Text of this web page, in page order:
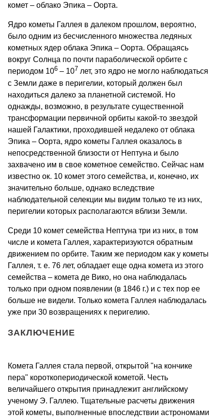
комет – облако Эпика – Оорта.
Ядро кометы Галлея в далеком прошлом, вероятно,
было одним из бесчисленного множества ледяных
кометных ядер облака Эпика – Оорта. Обращаясь
вокруг Солнца по почти параболической орбите с
периодом 106 – 107 лет, это ядро не могло наблюдаться
с Земли даже в перигелии, который должен был
находиться далеко за планетной системой. Но
однажды, возможно, в результате существенной
трансформации первичной орбиты какой-то звездой
нашей Галактики, проходившей недалеко от облака
Эпика – Оорта, ядро кометы Галлея оказалось в
непосредственной близости от Нептуна и было
захвачено им в свое кометное семейство. Сейчас нам
известно ок. 10 комет этого семейства, и, конечно, их
значительно больше, однако вследствие
наблюдательной селекции мы видим только те из них,
перигелии которых располагаются вблизи Земли.
Среди 10 комет семейства Нептуна три из них, в том
числе и комета Галлея, характеризуются обратным
движением по орбите. Таким же периодом как у кометы
Галлея, т. е. 76 лет, обладает еще одна комета из этого
семейства – комета де Вико, но она наблюдалась
только при одном появлении (в 1846 г.) и с тех пор ее
больше не видели. Только комета Галлея наблюдалась
уже при 30 возвращениях к перигелию.
ЗАКЛЮЧЕНИЕ
Комета Галлея стала первой, открытой "на кончике
пера" короткопериодической кометой. Честь
величайшего открытия принадлежит английскому
ученому Э. Галлею. Тщательные расчеты движения
этой кометы, выполненные впоследствии астрономами